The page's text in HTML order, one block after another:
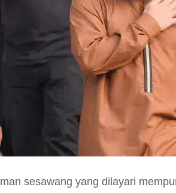
sesawang yang dilayari